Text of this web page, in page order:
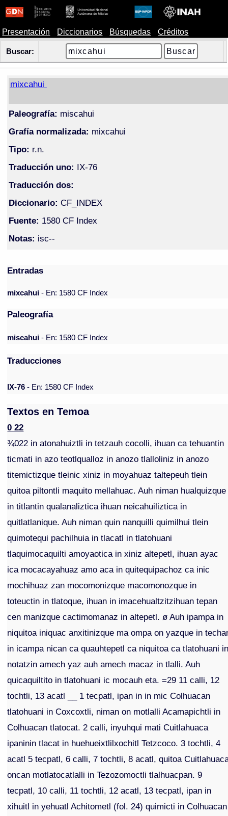
Presentación Diccionarios Búsquedas Créditos
Buscar:
mixcahui
Paleografía: miscahui
Grafía normalizada: mixcahui
Tipo: r.n.
Traducción uno: IX-76
Traducción dos:
Diccionario: CF_INDEX
Fuente: 1580 CF Index
Notas: isc--
Entradas
mixcahui- En: 1580 CF Index
Paleografía
miscahui - En: 1580 CF Index
Traducciones
IX-76 - En: 1580 CF Index
Textos en Temoa
0 22
¾022 in atonahuiztli in tetzauh cocolli, ihuan ca tehuantin
ticmati in azo teotlqualloz in anozo tlalloliniz in anozo
titemictizque tleinic xiniz in moyahuaz taltepeuh tlein
quitoa piltontli maquito mellahuac. Auh niman hualquizque
in titlantin qualanaliztica ihuan neicahuiliztica in
quitlatlanique. Auh niman quin nanquilli quimilhui tlein
quimotequi pachilhuia in tlacatl in tlatohuani
tlaquimocaquilti amoyaotica in xiniz altepetl, ihuan ayac
ica mocacayahuaz amo aca in quitequipachoz ca inic
mochihuaz zan mocomonizque macomonozque in
toteuctin in tlatoque, ihuan in imacehualtzitzihuan tepan
cen manizque cactimomanaz in altepetl. ø Auh ipampa in
niquitoa iniquac anxitinizque ma ompa on yazque in
in icampa nican ca quauhtepetl ca niquitoa ca tlatohuani
notatzin amech yaz auh amech macaz in tlalli. Auh
quicaquiltito in tlatohuani ic mocauh eta. =29 11 calli, 12
tochtli, 13 acatl __ 1 tecpatl, ipan in in mic Colhuacan
tlatohuani in Coxcoxtli, niman on motlalli Acamapichtli in
Colhuacan tlatocat. 2 calli, inyuhqui mati Cuitlahuaca
ipaninin tlacat in huehueixtlilxochitl Tetzcoco. 3 tochtli, 4
acatl 5 tecpatl, 6 calli, 7 tochtli, 8 acatl, quitoa
oncan motlatocatlalli in Tezozomoctli tlalhuacpan. 9
tecpatl, 10 calli, 11 tochtli, 12 acatl, 13 tecpatl, ipan in
xihuitl in yehuatl Achitometl (fol. 24) quimicti in Colhuacan